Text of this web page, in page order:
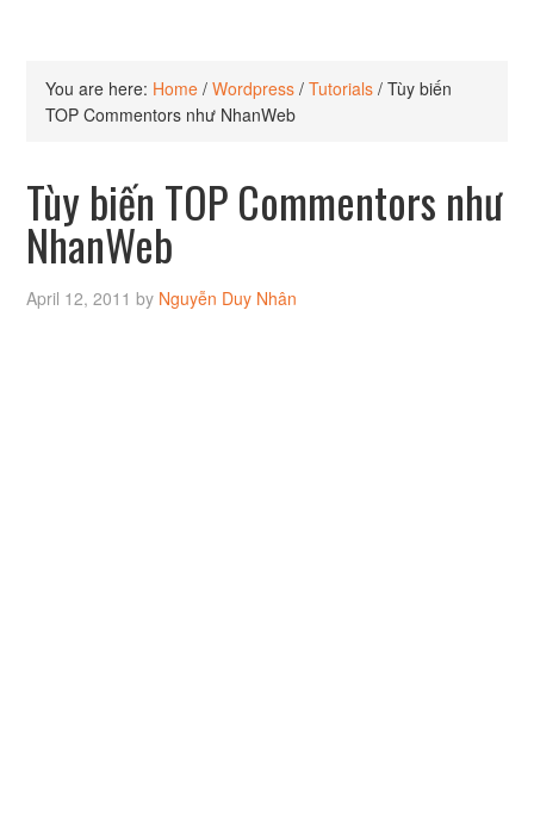
You are here: Home / Wordpress / Tutorials / Tùy biến
TOP Commentors như NhanWeb
Tùy biến TOP Commentors như
NhanWeb
April 12, 2011 by Nguyễn Duy Nhân